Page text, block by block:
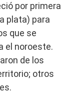
por primera
plata) para
que se
el noroeste.
de los
otros